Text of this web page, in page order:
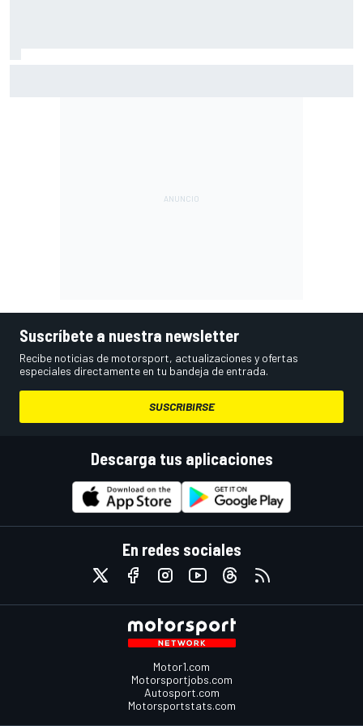
Suscríbete a nuestra newsletter
Recibe noticias de motorsport, actualizaciones y ofertas
especiales directamente en tu bandeja de entrada.
SUSCRIBIRSE
Descarga tus aplicaciones
En redes sociales
Motor1.com
Motorsportjobs.com
Autosport.com
Motorsportstats.com